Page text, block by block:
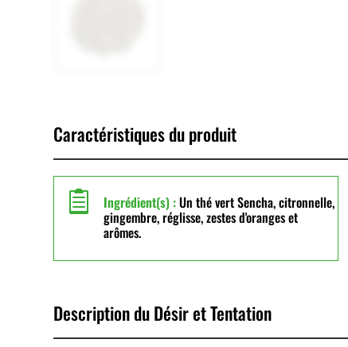
Caractéristiques du produit
 Ingrédient(s) :Un thé vert Sencha, citronnelle,
gingembre, réglisse, zestes d'oranges et
arômes.
Description du Désir et Tentation